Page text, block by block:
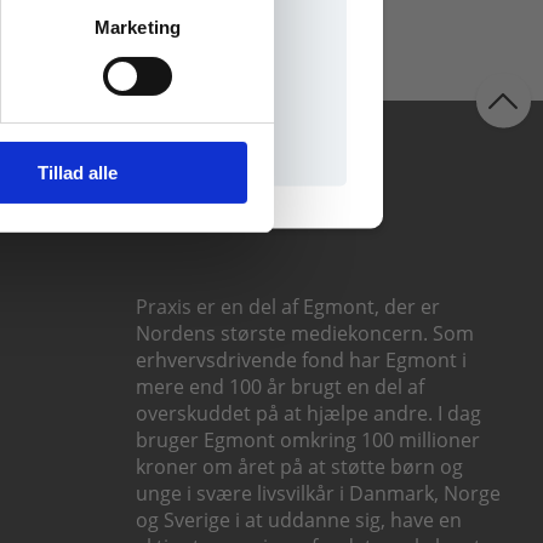
Marketing
Tillad alle
Praxis er en del af Egmont, der er
Nordens største mediekoncern. Som
erhvervsdrivende fond har Egmont i
mere end 100 år brugt en del af
overskuddet på at hjælpe andre. I dag
bruger Egmont omkring 100 millioner
kroner om året på at støtte børn og
unge i svære livsvilkår i Danmark, Norge
og Sverige i at uddanne sig, have en